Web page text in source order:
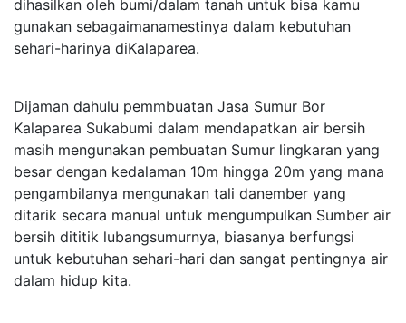
dihasilkan oleh bumi/dalam tanah untuk bisa kamu
gunakan sebagaimanamestinya dalam kebutuhan
sehari-harinya diKalaparea.
Dijaman dahulu pemmbuatan Jasa Sumur Bor
Kalaparea Sukabumi dalam mendapatkan air bersih
masih mengunakan pembuatan Sumur lingkaran yang
besar dengan kedalaman 10m hingga 20m yang mana
pengambilanya mengunakan tali danember yang
ditarik secara manual untuk mengumpulkan Sumber air
bersih dititik lubangsumurnya, biasanya berfungsi
untuk kebutuhan sehari-hari dan sangat pentingnya air
dalam hidup kita.